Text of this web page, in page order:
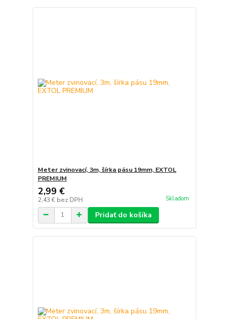
Meter zvinovací, 3m, šírka pásu 19mm, EXTOL
PREMIUM
2,99 €
2,43 € bez DPH Skladom
Pridať do košíka